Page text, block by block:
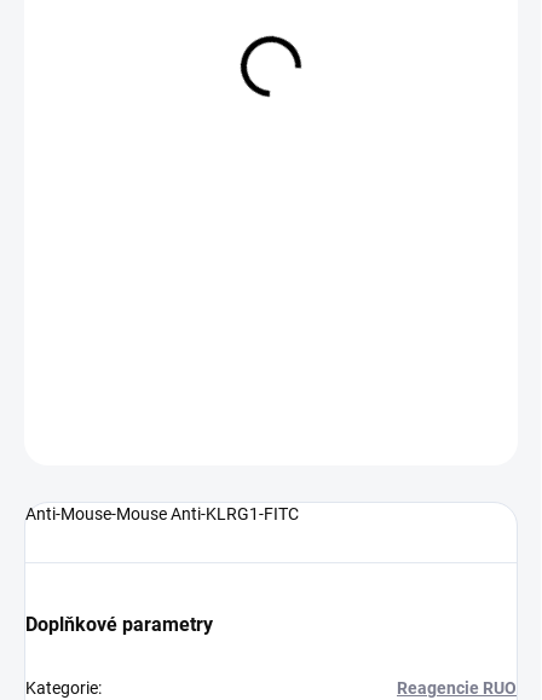
Anti-Mouse-Mouse Anti-KLRG1-FITC
Doplňkové parametry
Kategorie: Reagencie RUO